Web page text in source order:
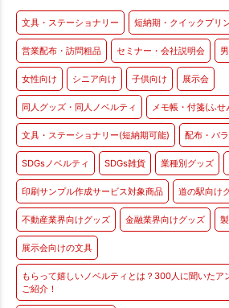
文具・ステーショナリー 短納期・クイックプリ
営業配布・訪問粗品 セミナー・会社説明会
女性向け シニア向け 子供向け 展示会
同人グッズ・同人ノベルティ メモ帳・付箋(ふせ
文具・ステーショナリー(短納期可能) 配布・バ
SDGsノベルティ SDGs雑貨 業種別グッズ
印刷サンプル作成サービス対象商品 道の駅向け
不動産業界向けグッズ 金融業界向けグッズ
展示会向けの文具
もらって嬉しいノベルティとは？300人に聞いたア
ご紹介！